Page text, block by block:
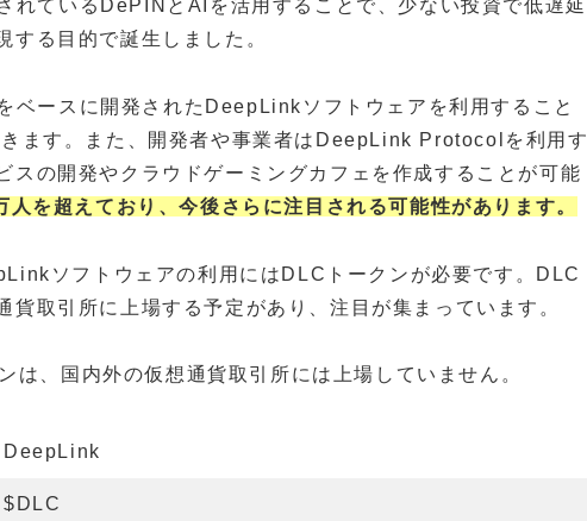
ているDePINとAIを活用することで、少ない投資で低遅延
する目的で誕生しました。
ースに開発されたDeepLinkソフトウェアを利用すること
ます。また、開発者や事業者はDeepLink Protocolを利用す
スの開発やクラウドゲーミングカフェを作成することが可能
を超えており、今後さらに注目される可能性があります。
ソフトウェアの利用にはDLCトークンが必要です。DLC
貨取引所に上場する予定があり、注目が集まっています。
、国内外の仮想通貨取引所には上場していません。
DeepLink
$DLC